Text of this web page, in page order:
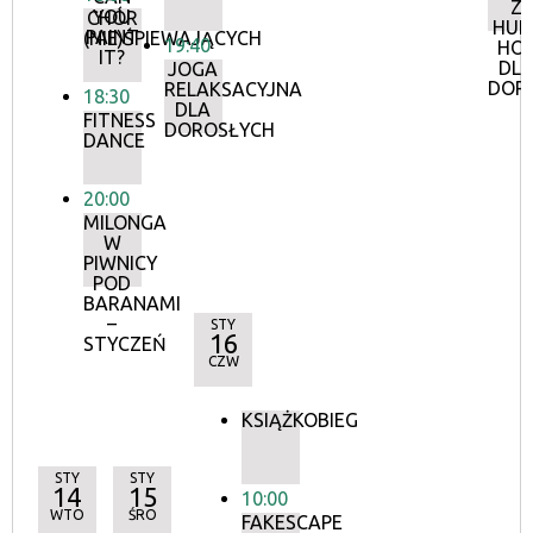
YOU
PAINT
IT?
CHÓR
(NIE)ŚPIEWAJĄCYCH
18:30
FITNESS
DANCE
20:00
MILONGA
W
PIWNICY
POD
BARANAMI
–
STYCZEŃ
19:40
JOGA
RELAKSACYJNA
DLA
DOROSŁYCH
Z
DLA
STY
14
WTO
STY
15
ŚRO
STY
16
CZW
KSIĄŻKOBIEG
10:00
FAKESCAPE